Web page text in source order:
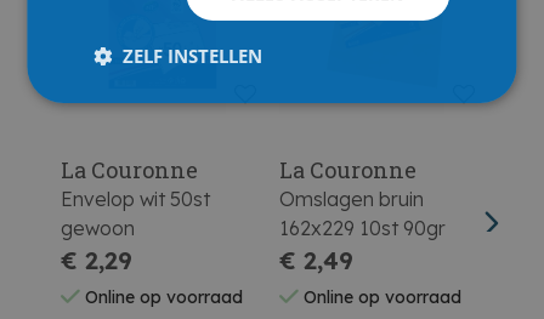
La Couronne
Envelop wit 50st
gewoon
€ 2,29
Online op voorraad
La Couronne
Omslagen bruin
162x229 10st 90gr
€ 2,49
Online op voorraad
ZELF INSTELLEN